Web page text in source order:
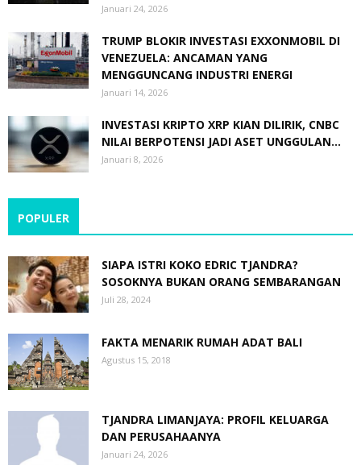
Januari 24, 2026
TRUMP BLOKIR INVESTASI EXXONMOBIL DI
VENEZUELA: ANCAMAN YANG
MENGGUNCANG INDUSTRI ENERGI
Januari 14, 2026
INVESTASI KRIPTO XRP KIAN DILIRIK, CNBC
NILAI BERPOTENSI JADI ASET UNGGULAN...
Januari 8, 2026
POPULER
SIAPA ISTRI KOKO EDRIC TJANDRA?
SOSOKNYA BUKAN ORANG SEMBARANGAN
Juli 28, 2024
FAKTA MENARIK RUMAH ADAT BALI
Agustus 15, 2018
TJANDRA LIMANJAYA: PROFIL KELUARGA
DAN PERUSAHAANYA
Januari 24, 2026